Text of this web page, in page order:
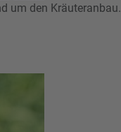
um den Kräuteranbau.